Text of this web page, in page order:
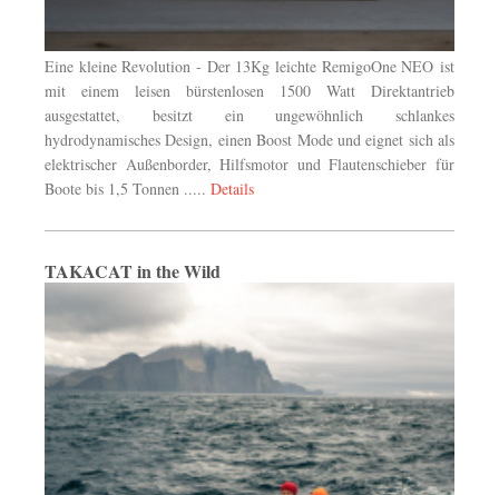
Eine kleine Revolution - Der 13Kg leichte RemigoOne NEO ist
mit einem leisen bürstenlosen 1500 Watt Direktantrieb
ausgestattet, besitzt ein ungewöhnlich schlankes
hydrodynamisches Design, einen Boost Mode und eignet sich als
elektrischer Außenborder, Hilfsmotor und Flautenschieber für
Boote bis 1,5 Tonnen ..... Details
TAKACAT in the Wild